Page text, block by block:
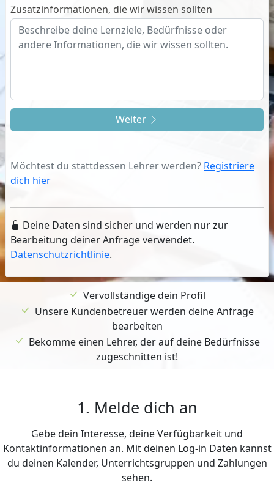
Zusatzinformationen, die wir wissen sollten
Weiter
Möchtest du stattdessen Lehrer werden? Registriere
dich hier
Deine Daten sind sicher und werden nur zur
Bearbeitung deiner Anfrage verwendet.
Datenschutzrichtlinie.
Vervollständige dein Profil
Unsere Kundenbetreuer werden deine Anfrage
bearbeiten
Bekomme einen Lehrer, der auf deine Bedürfnisse
zugeschnitten ist!
1. Melde dich an
Gebe dein Interesse, deine Verfügbarkeit und
Kontaktinformationen an. Mit deinen Log-in Daten kannst
du deinen Kalender, Unterrichtsgruppen und Zahlungen
sehen.